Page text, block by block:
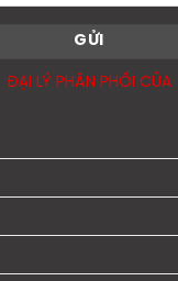
ĐẠI LÝ PHÂN PHỐI CỦA